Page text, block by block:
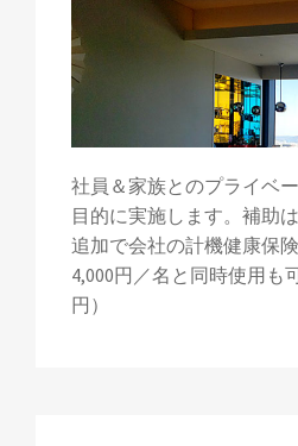
社員＆家族とのプライベ
目的に実施します。補助は
追加で会社の計機健康保
4,000円／名と同時使用も
円）